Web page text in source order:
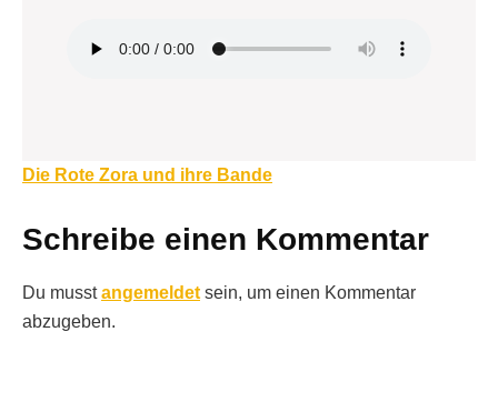
Beitragsnavigation
Die Rote Zora und ihre Bande
Schreibe einen Kommentar
Du musstangemeldet sein, um einen Kommentar
abzugeben.